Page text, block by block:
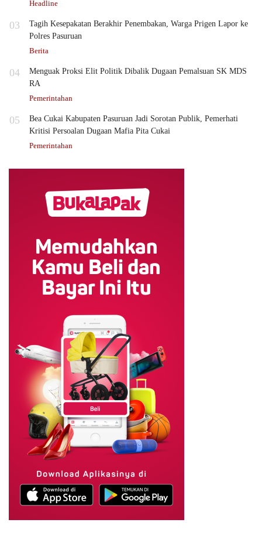
Headline
03
Tagih Kesepakatan Berakhir Penembakan, Warga Prigen Lapor ke
Polres Pasuruan
Berita
04
Menguak Proksi Elit Politik Dibalik Dugaan Pemalsuan SK MDS
RA
Pemerintahan
05
Bea Cukai Kabupaten Pasuruan Jadi Sorotan Publik, Pemerhati
Kritisi Persoalan Dugaan Mafia Pita Cukai
Pemerintahan